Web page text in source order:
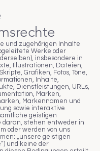
und zugehörigen Inhalte
Werke oder
insbesondere in
Illustrationen, Dateien,
Grafiken, Fotos, Töne,
Inhalte,
Dienstleistungen, URLs,
Marken,
Markennamen und
sowie interaktive
geistigen
daran, stehen entweder in
oder werden von uns
„unsere geistigen
und keine der